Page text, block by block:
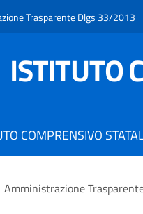
Trasparente Dlgs 33/2013
ISTITUTO
COMPRENSIVO
Amministrazione